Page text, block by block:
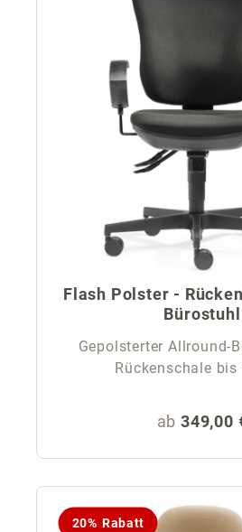
Flash Polster -
Bürostuhl
Gepolsterter Allround-
Rückenschale bis
Regulärer
ab 349,00
20% Rabatt